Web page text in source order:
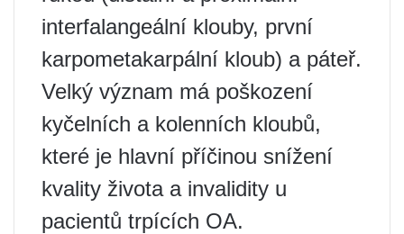
interfalangeální klouby, první
karpometakarpální kloub) a páteř.
Velký význam má poškození
kyčelních a kolenních kloubů,
které je hlavní příčinou snížení
kvality života a invalidity u
pacientů trpících OA.